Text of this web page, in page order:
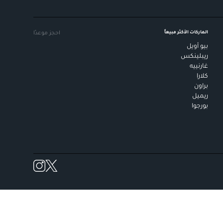
الماركات الأكثر مبيعاً
بيو أويل
ريبلينكس
غارنييه
كلارا
براون
ريميل
بورجوا
احجز موعدًا